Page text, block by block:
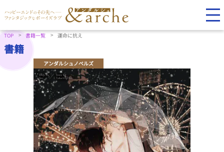
TOP 書籍一覧 運命に抗え
書籍
アンダルシュノベルズ